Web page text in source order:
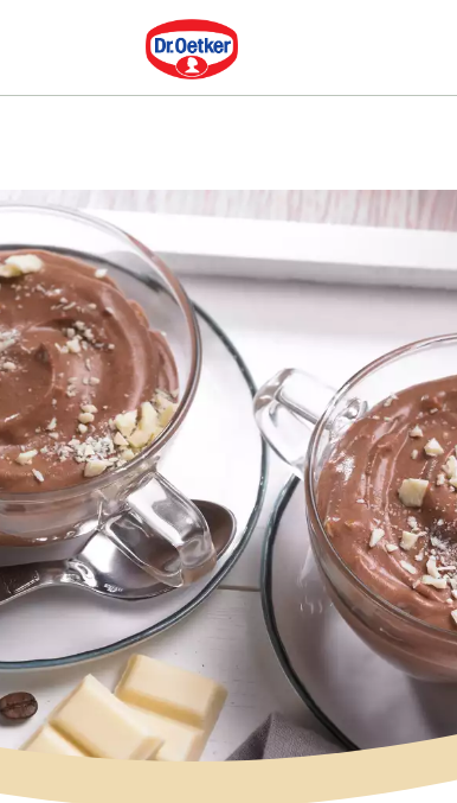
Dr. Oetker